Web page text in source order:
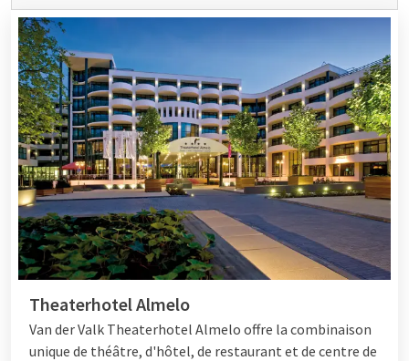
Pour un week-end de Saint-Nicolas relaxant et festif, Van der
Valk est le choix idéal. Chez Van der Valk, vous êtes à la bonne
adresse pour une expérience entièrement prise en charge avec
Saint-Nicolas. Ainsi, de nombreux hôtels Van der Valk offrent
des installations de luxe telles qu'une piscine, un spa, un
centre de fitness, la location de vélos et le service en
chambre. De plus, chaque hôtel dispose d'un restaurant où
vous pouvez savourer un repas culinaire avec toute la famille.
Vous pouvez choisir un buffet de cuisine en direct ou un dîner à
la carte. Spécialement pour les jeunes invités, il y a unmenu
enfantavec des choix sains et des plats préférés des enfants.
Il y en a pour tous les goûts !
De plus, les chambres confortables vous permettent de vous
détendre complètement pendant votre séjour. Vous pouvez
éventuellement combiner la Saint-Nicolas avec unforfait
avantageux. De plus, de nombreux hôtels Van der Valk
Theaterhotel Almelo
Van der Valk Theaterhotel Almelo offre la combinaison
unique de théâtre, d'hôtel, de restaurant et de centre de